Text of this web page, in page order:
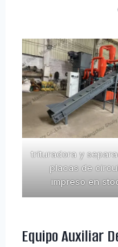
trituradora y
placas de
impreso en
Equipo Auxiliar